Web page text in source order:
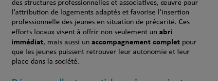
des structures professionnelles et associatives, œuvre pour
l’attribution de logements adaptés et favorise l’insertion
professionnelle des jeunes en situation de précarité. Ces
efforts locaux visent à offrir non seulement un abri
immédiat, mais aussi un accompagnement complet pour
que les jeunes puissent retrouver leur autonomie et leur
place dans la société.